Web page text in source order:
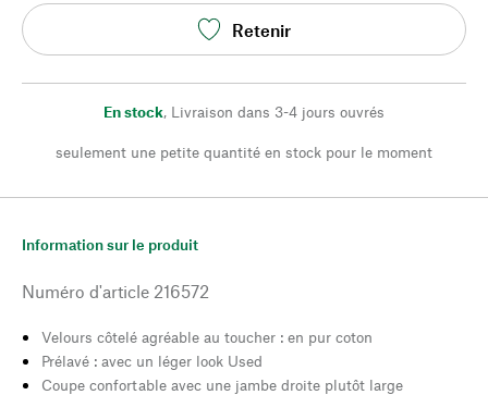
Retenir
En stock, Livraison dans 3-4 jours ouvrés
seulement une petite quantité en stock pour le moment
Information sur le produit
Numéro d'article 216572
Velours côtelé agréable au toucher : en pur coton
Prélavé : avec un léger look Used
Coupe confortable avec une jambe droite plutôt large